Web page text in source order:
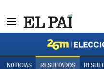
NOTICIAS RESULTADOS